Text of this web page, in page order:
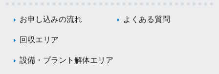
お申し込みの流れ よくある質問
回収エリア
設備・プラント解体エリア